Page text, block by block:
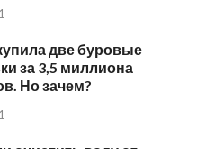
две буровые
за 3,5 миллиона
Но зачем?